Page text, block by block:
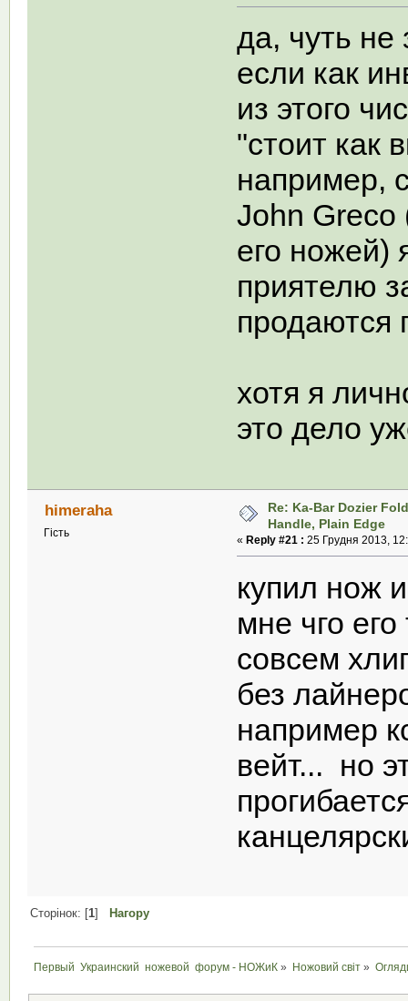
да, чуть не
если как
из этого
"стоит как
например,
John Greco
его ножей)
приятелю
продаются
хотя я
это дело
himeraha
Гість
Re: Ka-Bar Dozier
Handle, Plain Edge
«Reply #21 : 25 Грудня 2013,
купил нож
мне чго
совсем
без
например
вейт... но
Сторінок: [1] Нагору
Первый  Украинский  ножевой  форум - НОЖиК » Ножовий світ »